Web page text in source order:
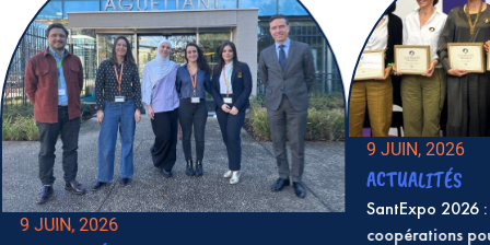
9 JUIN, 2026
9 JUIN, 2026
ACTUALITÉS
SantExpo 2026
coopérations